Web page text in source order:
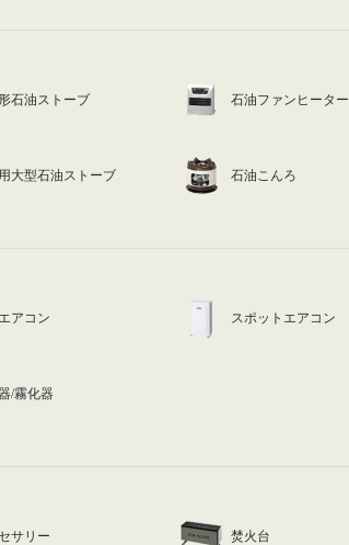
石油ストーブ 石油ファンヒーター
大型石油ストーブ 石油こんろ
アコン スポットエアコン
/霧化器
サリー 焚火台